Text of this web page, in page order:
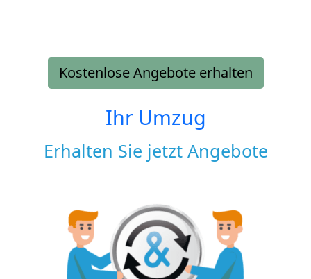
Kostenlose Angebote erhalten
Ihr Umzug
Erhalten Sie jetzt Angebote